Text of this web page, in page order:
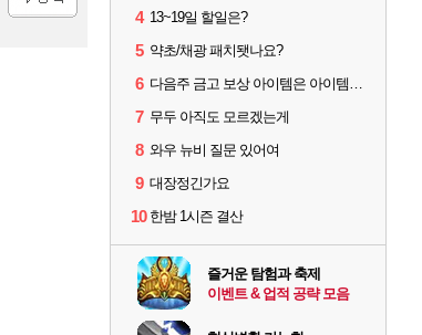
4 13~19일 할일은?
5 약초/채광 패치됏나요?
6 다음주 금고 보상 아이템은 아이템강화 안되나요?
7 무두 아직도 모르겠는게
8 와우 뉴비 질문 있어여
9 대장정긴가요
10 한밤 1시즌 결산
즐거운 탐험과 축제
이벤트 & 업적 공략 모음